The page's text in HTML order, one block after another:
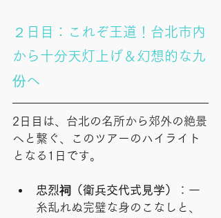
２日目：これぞ王道！台北市内
から十分天灯上げ＆幻想的な九
份へ
2日目は、台北の名所から郊外の絶景
へと繋ぐ、このツアーのハイライト
となる1日です。
忠烈祠（衛兵交代式見学）
：一
糸乱れぬ完璧な身のこなしと、